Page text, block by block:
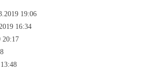
19:06
16:34
20:17